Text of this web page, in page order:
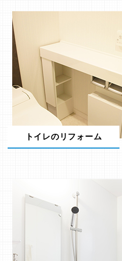
トイレのリフォーム